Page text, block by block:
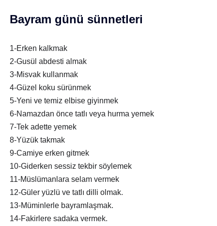
Bayram günü sünnetleri
1-Erken kalkmak
2-Gusül abdesti almak
3-Misvak kullanmak
4-Güzel koku sürünmek
5-Yeni ve temiz elbise giyinmek
6-Namazdan önce tatlı veya hurma yemek
7-Tek adette yemek
8-Yüzük takmak
9-Camiye erken gitmek
10-Giderken sessiz tekbir söylemek
11-Müslümanlara selam vermek
12-Güler yüzlü ve tatlı dilli olmak.
13-Müminlerle bayramlaşmak.
14-Fakirlere sadaka vermek.